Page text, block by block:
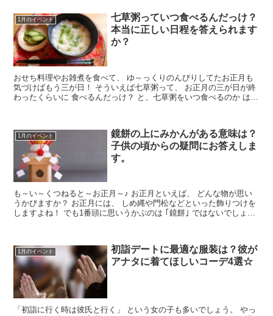
1月のイベント
七草粥っていつ食べるんだっけ？
本当に正しい日程を答えられます
か？
おせち料理やお雑煮を食べて、 ゆ～っくりのんびりしてたお正月も
気づけばもう三が日！ そういえば七草粥って、 お正月の三が日が終
わったくらいに 食べるんだっけ？ と、七草粥をいつ食べるのか はっ
1月のイベント
鏡餅の上にみかんがある意味は？
子供の頃からの疑問にお答えしま
す。
も～い～くつねると～お正月～♪ お正月といえば、 どんな物が思い
うかびますか？ お正月には、 しめ縄や門松などといった飾りつけを
しますよね！ でも1番頭に思いうかぶのは ｢鏡餅｣ ではないでしょう
1月のイベント
初詣デートに最適な服装は？彼が
アナタに着てほしいコーデ4選☆
「初詣に行く時は彼氏と行く」 という女の子も多いでしょう。 やっ